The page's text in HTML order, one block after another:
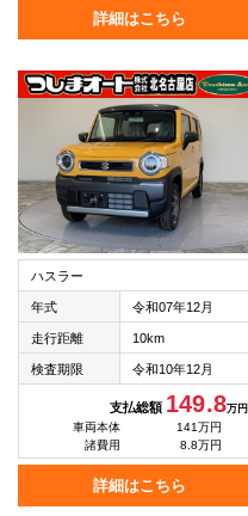
詳細はこちら
ハスラー
年式 令和07年12月
走行距離 10km
検査期限 令和10年12月
支払総額 149.8万円
車両本体
141万円
諸費用
8.8万円
詳細はこちら